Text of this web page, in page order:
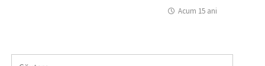
Acum 15 ani